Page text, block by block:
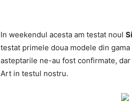
In weekendul acesta am testat noul
testat primele doua modele din gama
asteptarile ne-au fost confirmate,
Art in testul nostru.